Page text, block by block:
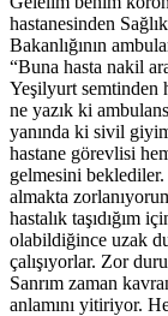
hastanesinden Sağlık
Bakanlığının
“Buna hasta nakil
Yeşilyurt semtinden
ne yazık ki
yanında ki sivil
hastane görevlisi
gelmesini
almakta
hastalık taşıdığım
olabildiğince uzak
çalışıyorlar. Zor
Sanrım zaman
anlamını yitiriyor.